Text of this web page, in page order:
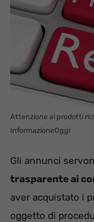
Attenzione ai prodotti
InformazioneOggi
Gli annunci
trasparente ai
aver acquistato i
oggetto di